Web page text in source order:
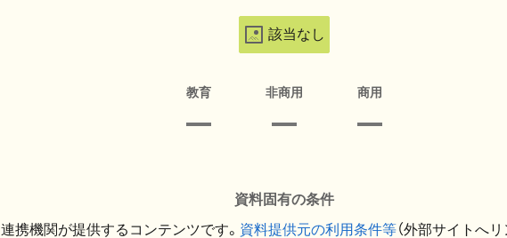
該当なし
教育 非商用 商用
資料固有の条件
連携機関が提供するコンテンツです。 資料提供元の利用条件等（外部サイトへリ